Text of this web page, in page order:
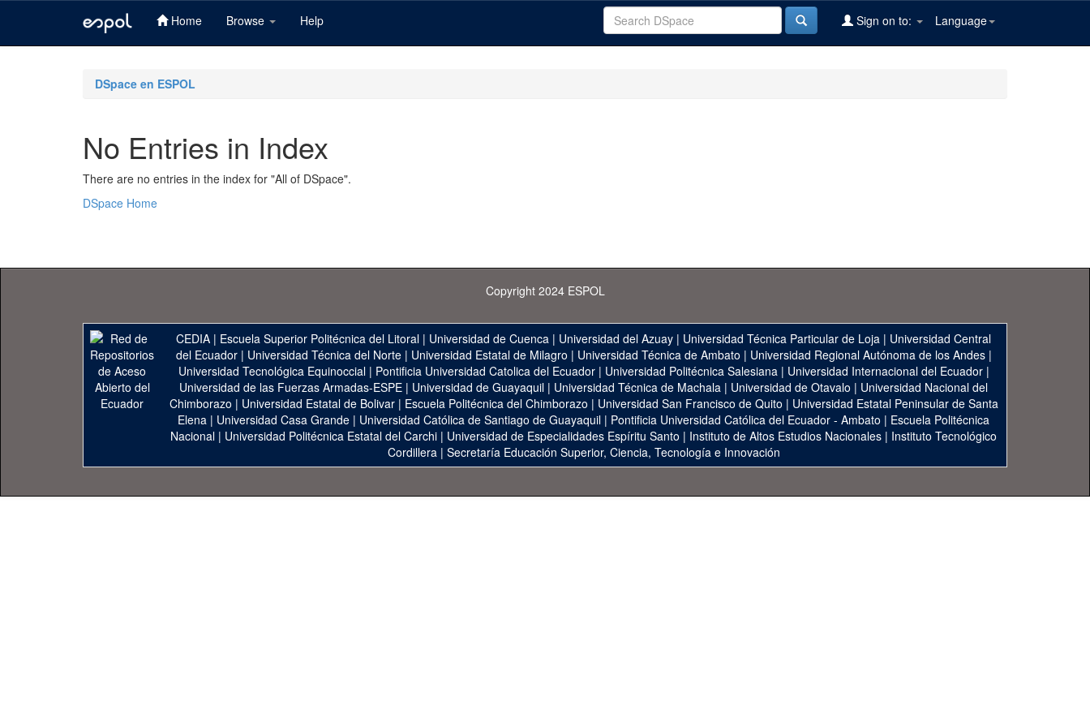
Home Browse Help Language
Sign on to:
DSpace en ESPOL
No Entries in Index
There are no entries in the index for "All of DSpace".
DSpace Home
Copyright 2024 ESPOL
CEDIA | Escuela Superior Politécnica del Litoral | Universidad de Cuenca | Universidad del Azuay | Universidad Técnica Particular de Loja | Universidad Central
del Ecuador| Universidad Técnica del Norte| Universidad Estatal de Milagro | Universidad Técnica de Ambato | Universidad Regional Autónoma de los Andes|
Universidad Tecnológica Equinoccial| Pontificia Universidad Catolica del Ecuador| Universidad Politécnica Salesiana| Universidad Internacional del Ecuador|
Universidad de las Fuerzas Armadas-ESPE | Universidad de Guayaquil | Universidad Técnica de Machala | Universidad de Otavalo | Universidad Nacional del
Chimborazo | Universidad Estatal de Bolivar| Escuela Politécnica del Chimborazo | Universidad San Francisco de Quito | Universidad Estatal Peninsular de Santa
Elena | Universidad Casa Grande | Universidad Católica de Santiago de Guayaquil | Pontificia Universidad Católica del Ecuador - Ambato | Escuela Politécnica
Nacional | Universidad Politécnica Estatal del Carchi | Universidad de Especialidades Espíritu Santo | Instituto de Altos Estudios Nacionales | Instituto Tecnológico
Cordillera| Secretaría Educación Superior, Ciencia, Tecnología e Innovación